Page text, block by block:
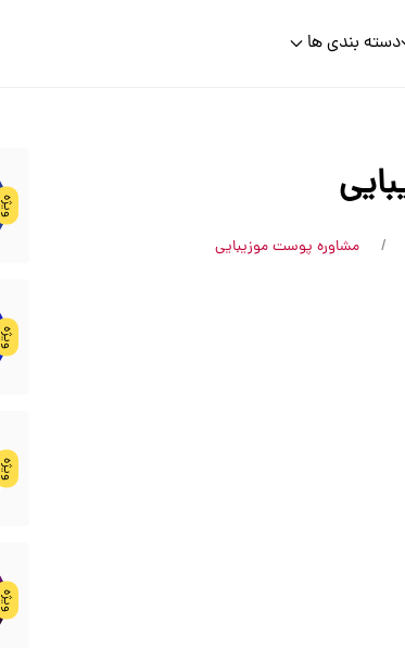
دسته بندی ها
مشاوره پوست موزیبایی
ویژه
ویژه
ویژه
ویژه